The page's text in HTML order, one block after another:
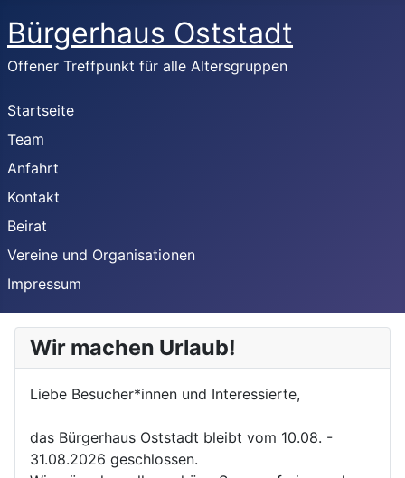
Bürgerhaus Oststadt
Offener Treffpunkt für alle Altersgruppen
Startseite
Team
Anfahrt
Kontakt
Beirat
Vereine und Organisationen
Impressum
Wir machen Urlaub!
Liebe Besucher*innen und Interessierte,
das Bürgerhaus Oststadt bleibt vom 10.08. -
31.08.2026 geschlossen.